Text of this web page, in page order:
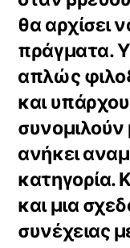
θα αρχίσει
πράγματα.
απλώς
και
συνομιλούν
ανήκει
κατηγορία.
και μια
συνέχειας